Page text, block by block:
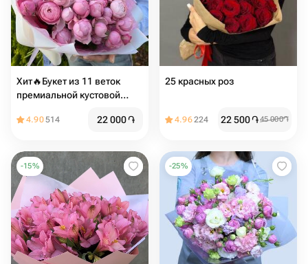
Хит🔥Букет из 11 веток
премиальной кустовой
4.90514 22 000֏
25 красных роз
4.96224 22 500֏45 000֏
-15% -25%